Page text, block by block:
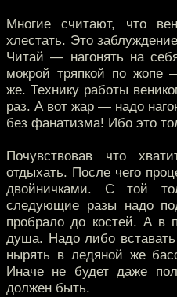
Многие считают, что
хлестать. Это
Читай — нагонять на
мокрой тряпкой по жопе
же. Технику работы
раз. А вот жар — надо
без фанатизма! Ибо это
Почувствовав что
отдыхать. После чего
двойничками. С той
следующие разы надо
пробрало до костей. А в
душа. Надо либо
нырять в ледяной же
Иначе не будет даже
должен быть.